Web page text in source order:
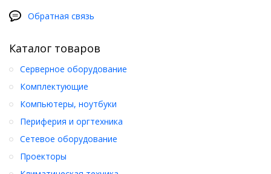
Обратная связь
Каталог товаров
Серверное оборудование
Комплектующие
Компьютеры, ноутбуки
Периферия и оргтехника
Сетевое оборудование
Проекторы